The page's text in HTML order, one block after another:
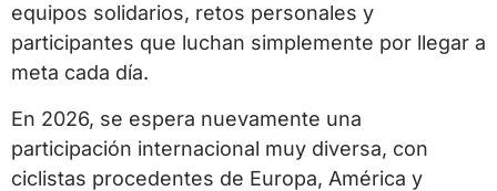
equipos solidarios, retos personales y
participantes que luchan simplemente por llegar a
meta cada día.
En 2026, se espera nuevamente una
participación internacional muy diversa, con
ciclistas procedentes de Europa, América y